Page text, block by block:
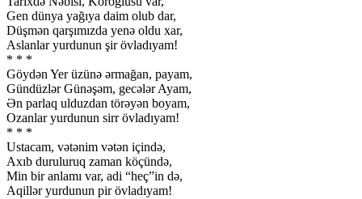
Gen dünya yağıya daim olub dar,
Düşmən qarşımızda yenə oldu xar,
Aslanlar yurdunun şir övladıyam!
* * *
Göydən Yer üzünə ərmağan, payam,
Gündüzlər Günəşəm, gecələr Ayam,
Ən parlaq ulduzdan törəyən boyam,
Ozanlar yurdunun sirr övladıyam!
* * *
Ustacam, vətənim vətən içində,
Axıb duruluruq zaman köçündə,
Min bir anlamı var, adi “heç”in də,
Aqillər yurdunun pir övladıyam!